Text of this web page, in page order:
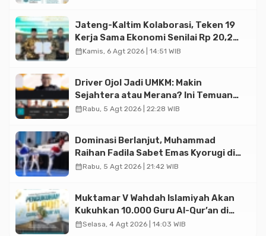
Jateng-Kaltim Kolaborasi, Teken 19
Kerja Sama Ekonomi Senilai Rp 20,2
Triliun
calendar_monthKamis, 6 Agt 2026 | 14:51 WIB
Driver Ojol Jadi UMKM: Makin
Sejahtera atau Merana? Ini Temuan
Diskusi Paramadina
calendar_monthRabu, 5 Agt 2026 | 22:28 WIB
Dominasi Berlanjut, Muhammad
Raihan Fadila Sabet Emas Kyorugi di
Asian Taekwondo Indonesia Open
calendar_monthRabu, 5 Agt 2026 | 21:42 WIB
Muktamar V Wahdah Islamiyah Akan
Kukuhkan 10.000 Guru Al-Qur’an di
Masjid Istiqlal
calendar_monthSelasa, 4 Agt 2026 | 14:03 WIB